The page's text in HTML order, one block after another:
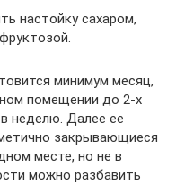
настойку сахаром,
минимум месяц,
помещении до 2-х
неделю. Далее ее
закрывающиеся
месте, но не в
можно разбавить